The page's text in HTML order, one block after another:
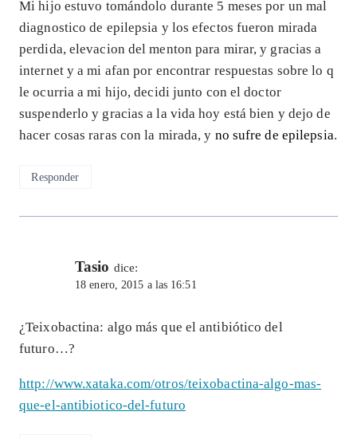
Mi hijo estuvo tomándolo durante 5 meses por un mal
diagnostico de epilepsia y los efectos fueron mirada
perdida, elevacion del menton para mirar, y gracias a
internet y a mi afan por encontrar respuestas sobre lo q
le ocurria a mi hijo, decidi junto con el doctor
suspenderlo y gracias a la vida hoy está bien y dejo de
hacer cosas raras con la mirada, y no sufre de epilepsia.
Responder
Tasio dice:
18 enero, 2015 a las 16:51
¿Teixobactina: algo más que el antibiótico del
futuro…?
http://www.xataka.com/otros/teixobactina-algo-mas-
que-el-antibiotico-del-futuro